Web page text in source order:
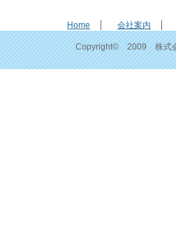
Home 会社案内
Copyright© 2009 株式